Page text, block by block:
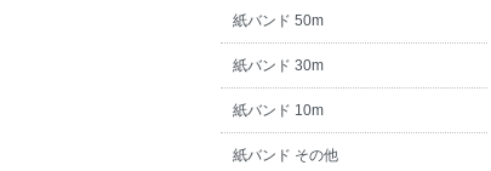
紙バンド 50m
紙バンド 30m
紙バンド 10m
紙バンド その他